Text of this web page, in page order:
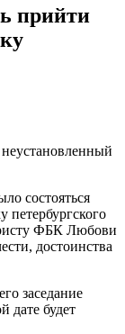
прийти
состояться
петербургского
ФБК Любови
достоинства
заседание
дате будет